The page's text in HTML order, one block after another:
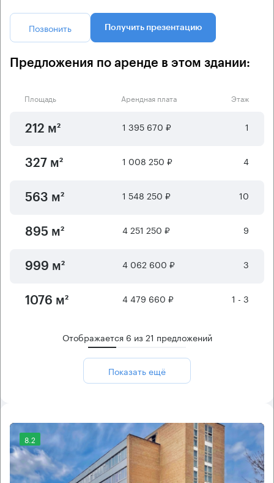
Позвонить Получить презентацию
Предложения по аренде в этом здании:
Площадь Арендная плата Этаж
212 м² 1 395 670 ₽ 1
327 м² 1 008 250 ₽ 4
563 м² 1 548 250 ₽ 10
895 м² 4 251 250 ₽ 9
999 м² 4 062 600 ₽ 3
1076 м² 4 479 660 ₽ 1 - 3
Отображается 6 из21 предложений
Показать ещё
8.2